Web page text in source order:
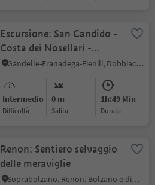
Escursione: San Candido -
Costa dei Nosellari -
Dobbiaco
Gandelle-Franadega-Fienili, Dobbiaco, Regione dolomitica 3 Cime
Intermedio
Difficoltà
0 m
Salita
1h:49 Min
durata
Renon: Sentiero selvaggio
delle meraviglie
Soprabolzano, Renon, Bolzano e dintorni